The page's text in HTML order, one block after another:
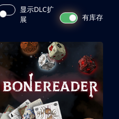
显示DLC扩
展
有库存